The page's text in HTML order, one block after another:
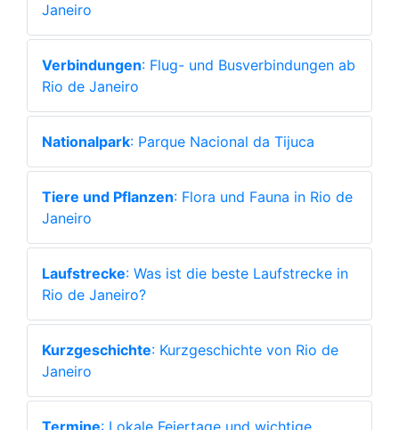
Janeiro
Verbindungen: Flug- und Busverbindungen ab
Rio de Janeiro
Nationalpark: Parque Nacional da Tijuca
Tiere und Pflanzen: Flora und Fauna in Rio de
Janeiro
Laufstrecke: Was ist die beste Laufstrecke in
Rio de Janeiro?
Kurzgeschichte: Kurzgeschichte von Rio de
Janeiro
Termine: Lokale Feiertage und wichtige